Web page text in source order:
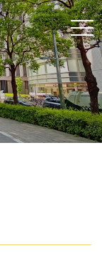
t
o
g
g
l
e